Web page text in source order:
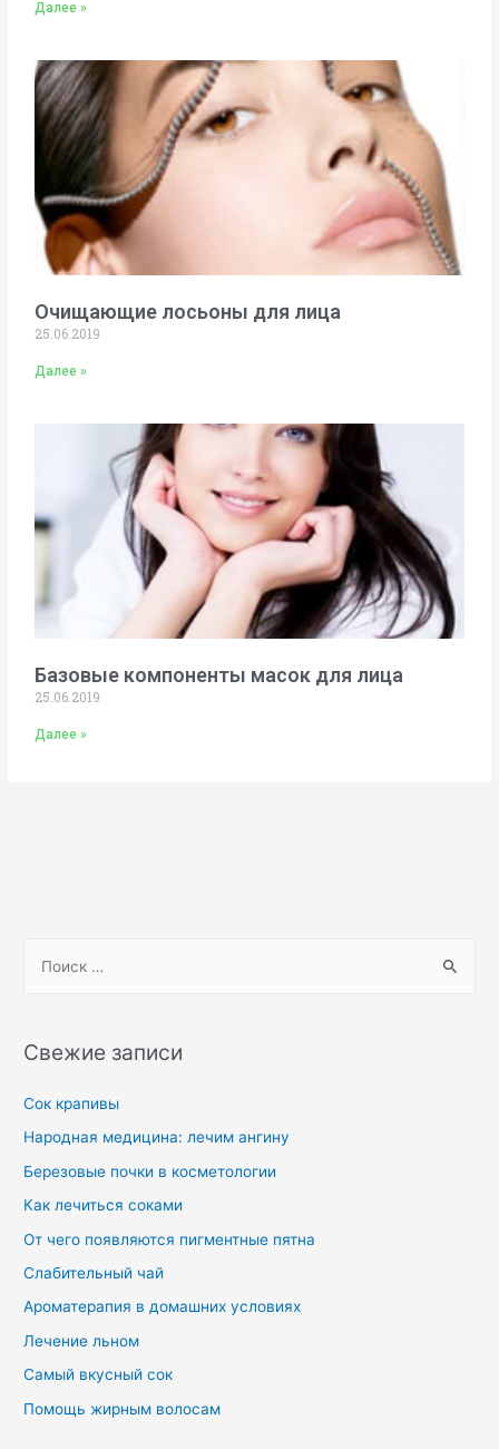
Далее »
Очищающие лосьоны для лица
25.06.2019
Далее »
Базовые компоненты масок для лица
25.06.2019
Далее »
Свежие записи
Сок крапивы
Народная медицина: лечим ангину
Березовые почки в косметологии
Как лечиться соками
От чего появляются пигментные пятна
Слабительный чай
Ароматерапия в домашних условиях
Лечение льном
Самый вкусный сок
Помощь жирным волосам